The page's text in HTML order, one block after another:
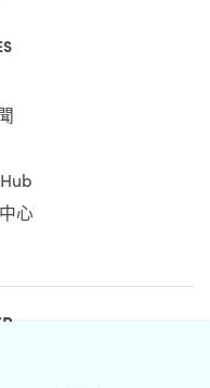
心